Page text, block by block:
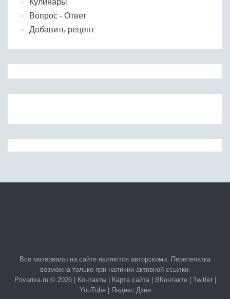
Вопрос - Ответ
Добавить рецепт
Все материалы на сайте являются авторскими. Перепечатка
возможна только при наличии активной ссылки.
Povarixa.ru © 2026 | Контакты| Карта сайта| ВКонтакте| Twitter|
YouTube| Яндекс.Дзен